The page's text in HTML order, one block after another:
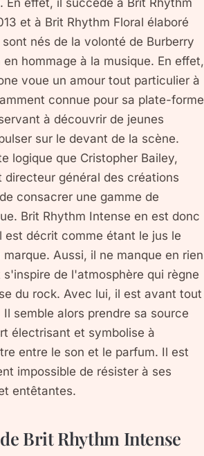
effet, il succède à Brit Rhythm
et à Brit Rhythm Floral élaboré
nés de la volonté de Burberry
hommage à la musique. En effet,
voue un amour tout particulier à
connue pour sa plate-forme
à découvrir de jeunes
sur le devant de la scène.
logique que Cristopher Bailey,
directeur général des créations
consacrer une gamme de
Brit Rhythm Intense en est donc
est décrit comme étant le jus le
Aussi, il ne manque en rien
de l'atmosphère qui règne
du rock. Avec lui, il est avant tout
semble alors prendre sa source
électrisant et symbolise à
entre le son et le parfum. Il est
impossible de résister à ses
entêtantes.
Brit Rhythm Intense